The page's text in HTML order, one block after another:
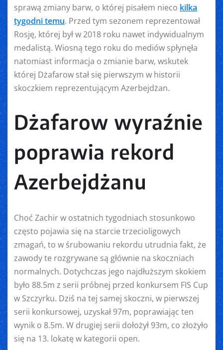
sprawą zmiany barw, o której pisałem nieco kilka
tygodni temu. Przed tym sezonem reprezentował
Rosję, której był w 2018 roku nawet indywidualnym
medalistą. Wiosną tego roku do mediów spłynęła
natomiast informacja o zmianie barw, wskutek
której Dżafarow stał się pierwszym w historii
skoczkiem reprezentującym Azerbejdżan.
Dżafarow wyraźnie
poprawia rekord
Azerbejdżanu
Choć Zachir w ostatnich tygodniach stosunkowo
często pojawia się na starcie trzecioligowych
zmagań, to w śrubowaniu rekordu utrudnia fakt, że
zawody te rozgrywane są głównie na skoczniach
normalnych. Dotychczas jego najdłuższym skokiem
było 88.5m z serii próbnej przed konkursem FIS Cup
w Szczyrku. Dziś na tej samej skoczni, w pierwszej
serii konkursowej, uzyskał 97m, poprawiając ten
wynik o 8.5m. W drugiej serii dołożył 93m, co złożyło
się na 13. lokatę w kategorii open.